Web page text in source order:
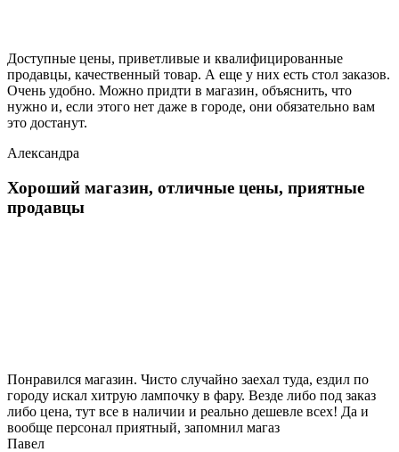
Доступные цены, приветливые и квалифицированные
продавцы, качественный товар. А еще у них есть стол заказов.
Очень удобно. Можно придти в магазин, объяснить, что
нужно и, если этого нет даже в городе, они обязательно вам
это достанут.
Александра
Хороший магазин, отличные цены, приятные
продавцы
Понравился магазин. Чисто случайно заехал туда, ездил по
городу искал хитрую лампочку в фару. Везде либо под заказ
либо цена, тут все в наличии и реально дешевле всех! Да и
вообще персонал приятный, запомнил магаз
Павел